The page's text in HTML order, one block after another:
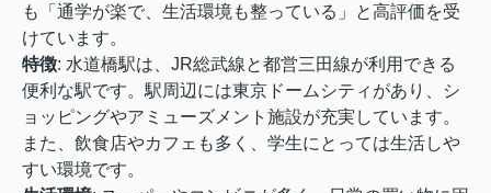
も「通学が楽で、生活環境も整っている」と高評価を受
けています。
特徴: 水道橋駅は、JR総武線と都営三田線が利用できる
便利な駅です。駅周辺には東京ドームシティがあり、シ
ョッピングやアミューズメント施設が充実しています。
また、飲食店やカフェも多く、学生にとっては生活しや
すい環境です。